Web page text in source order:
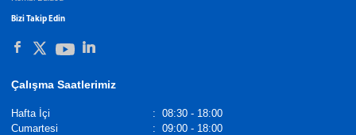
Bizi Takip Edin
Çalışma Saatlerimiz
Hafta İçi : 08:30 - 18:00
Cumartesi
: 09:00 - 18:00